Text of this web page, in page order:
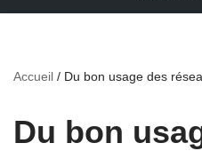
Accueil / Du bon usage des
Du bon